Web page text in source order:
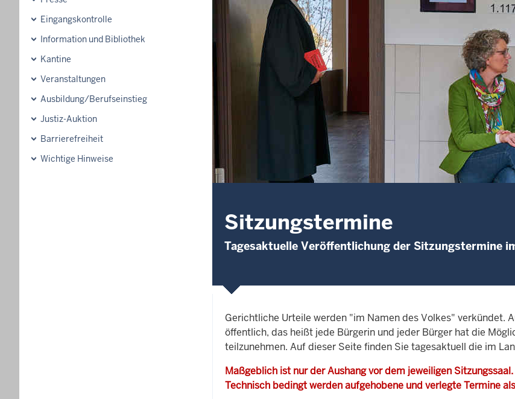
Eingangskontrolle
Information und Bibliothek
Kantine
Veranstaltungen
Ausbildung/Berufseinstieg
Justiz-Auktion
Barrierefreiheit
Wichtige Hinweise
Sitzungstermine
Tagesaktuelle Veröffentlichung der Sitzungstermine
Gerichtliche Urteile werden "im Namen des Volkes" verkündet.
öffentlich, das heißt jede Bürgerin und jeder Bürger hat die
teilzunehmen. Auf dieser Seite finden Sie tagesaktuell die im
Maßgeblich ist nur der Aushang vor dem jeweiligen Sitzungssaal.
Technisch bedingt werden aufgehobene und verlegte Termine